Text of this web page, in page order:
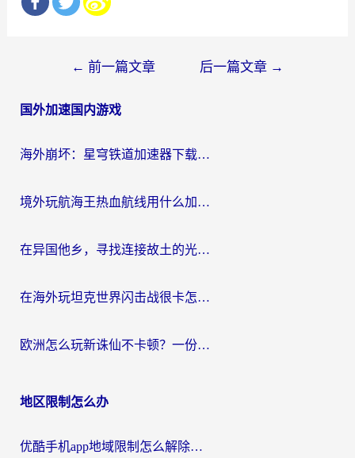
导
← 前一篇文章 后一篇文章 →
国外加速国内游戏
海外崩坏：星穹铁道加速器下载安装：一份给游子的终极网络指南
境外玩航海王热血航线用什么加速器？2026海外玩家实测最优方案（附欧洲问道堡垒前线加速技巧）
在异国他乡，寻找连接故土的光明大陆免费加速器
在海外玩坦克世界闪击战很卡怎么办？老玩家亲测有效的加速器选择指南
欧洲怎么玩新诛仙不卡顿？一份给海外游子的国服游戏畅玩指南
地区限制怎么办
优酷手机app地域限制怎么解除？海外党亲测有效的追剧方案